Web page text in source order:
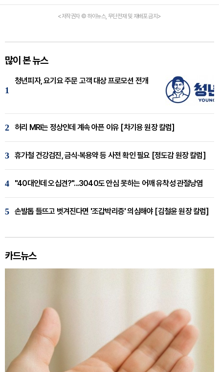
<저작권자 © 하이뉴스, 무단전재 및 재배포 금지>
많이 본 뉴스
1
청년피자, 요기요 주문 고객 대상 프로모션 전개
2 허리 MRI는 정상인데 계속 아픈 이유 [차기용 원장 칼럼]
3 휴가철 건강검진, 금식·복용약 등 사전 확인 필요 [정도감 원장 칼럼]
4 "40대인데 오십견?"...3040도 안심 못하는 어깨 유착성 관절낭염
5 손발톱 들뜨고 벗겨진다면 '조갑박리증' 의심해야 [김철윤 원장 칼럼]
카드뉴스